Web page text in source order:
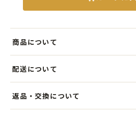
商品について
ーマンキャップ。
能です。すっきりとした後ろ姿で、よりミ
配送について
目安に発送いたします。クリックポスト
返品・交換について